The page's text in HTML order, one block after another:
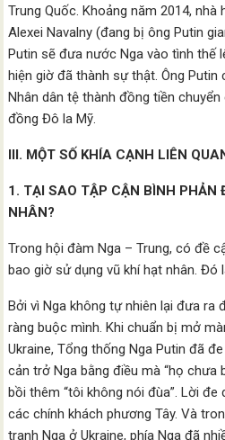
Trung Quốc. Khoảng năm 2014,
Alexei Navalny (đang bị ông Putin
Putin sẽ đưa nước Nga vào tình thế
hiện giờ đã thành sự thật. Ông
Nhân dân tệ thành đồng tiền
đồng Đô la Mỹ.
III. MỘT SỐ KHÍA CẠNH LIÊN
1. TẠI SAO TẬP CẬN BÌNH PHẢN
NHÂN?
Trong hội đàm Nga – Trung, có đề
bao giờ sử dụng vũ khí hạt nhân. Đó
Bởi vì Nga không tự nhiên lại đưa ra
ràng buộc mình. Khi chuẩn bị mở
Ukraine, Tổng thống Nga Putin đã
cản trở Nga bằng điều mà “họ chưa
bồi thêm “tôi không nói đùa”. Lời đe
các chính khách phương Tây. Và
tranh Nga ở Ukraine, phía Nga đã